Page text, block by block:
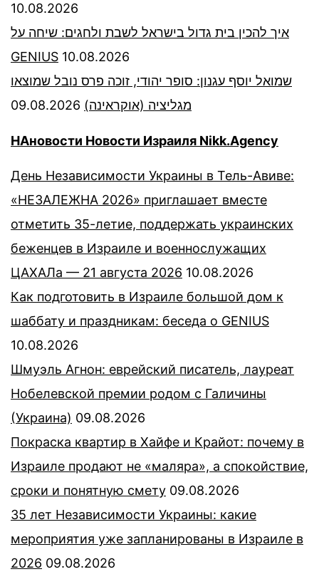
10.08.2026
איך להכין בית גדול בישראל לשבת ולחגים: שיחה על
GENIUS 10.08.2026
שמואל יוסף עגנון: סופר יהודי, זוכה פרס נובל שמוצאו
מגליציה (אוקראינה) 09.08.2026
НАновости Новости Израиля Nikk.Agency
День Независимости Украины в Тель-Авиве:
«НЕЗАЛЕЖНА 2026» приглашает вместе
отметить 35-летие, поддержать украинских
беженцев в Израиле и военнослужащих
ЦАХАЛа — 21 августа 2026 10.08.2026
Как подготовить в Израиле большой дом к
шаббату и праздникам: беседа о GENIUS
10.08.2026
Шмуэль Агнон: еврейский писатель, лауреат
Нобелевской премии родом с Галичины
(Украина) 09.08.2026
Покраска квартир в Хайфе и Крайот: почему в
Израиле продают не «маляра», а спокойствие,
сроки и понятную смету 09.08.2026
35 лет Независимости Украины: какие
мероприятия уже запланированы в Израиле в
2026 09.08.2026